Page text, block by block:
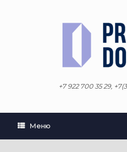
+7 922 700 35 29,
Меню